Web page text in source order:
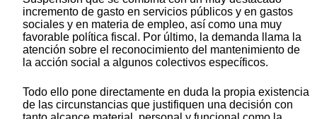
incremento de gasto en servicios públicos y en gastos
sociales y en materia de empleo, así como una muy
favorable política fiscal. Por último, la demanda llama la
atención sobre el reconocimiento del mantenimiento de
la acción social a algunos colectivos específicos.
Todo ello pone directamente en duda la propia existencia
de las circunstancias que justifiquen una decisión con